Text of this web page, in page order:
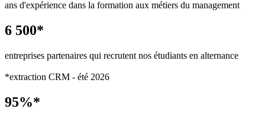
ans d'expérience dans la formation aux métiers du management
6 500*
entreprises partenaires qui recrutent nos étudiants en alternance
*extraction CRM - été 2026
95%*